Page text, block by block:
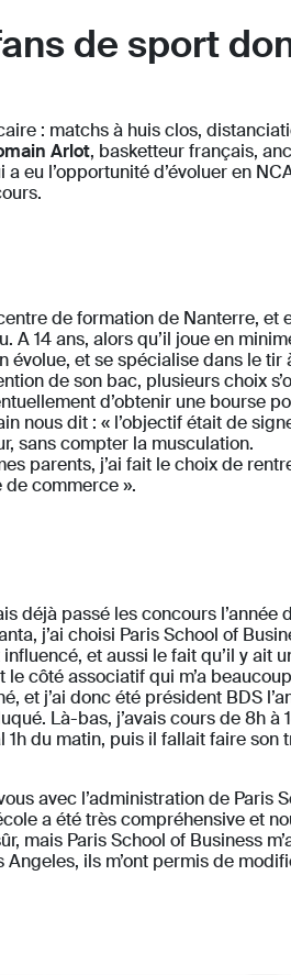
de sport
: matchs à huis clos,
Arlot, basketteur français,
eu l’opportunité d’évoluer en
de formation de Nanterre, et
A 14 ans, alors qu’il joue en
évolue, et se spécialise dans le tir
de son bac, plusieurs choix
d’obtenir une bourse
nous dit : « l’objectif était de
sans compter la musculation.
parents, j’ai fait le choix de
de commerce ».
déjà passé les concours l’année
j’ai choisi Paris School of
et aussi le fait qu’il y ait
côté associatif qui m’a
et j’ai donc été président BDS
Là-bas, j’avais cours de 8h à
du matin, puis il fallait faire son
avec l’administration de Paris
a été très compréhensive et
mais Paris School of Business
ils m’ont permis de